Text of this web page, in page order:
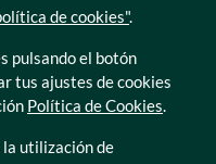
2026
de cookies".
pulsando el botón
tus ajustes de cookies
Política de Cookies.
la utilización de